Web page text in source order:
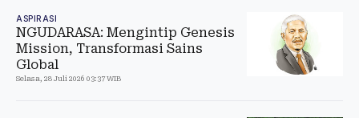
ASPIRASI
NGUDARASA: Mengintip Genesis
Mission, Transformasi Sains
Global
Selasa, 28 Juli 2026 03:37 WIB